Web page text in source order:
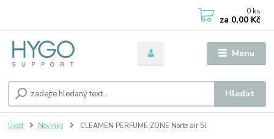
Menu
Hledat
0 ks
za 0,00 Kč
Úvod Novinky CLEAMEN PERFUME ZONE Norte air 5l